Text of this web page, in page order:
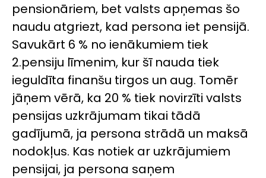
pensionāriem, bet valsts apņemas šo
naudu atgriezt, kad persona iet pensijā.
Savukārt 6 % no ienākumiem tiek
2.pensiju līmenim, kur šī nauda tiek
ieguldīta finanšu tirgos un aug. Tomēr
jāņem vērā, ka 20 % tiek novirzīti valsts
pensijas uzkrājumam tikai tādā
gadījumā, ja persona strādā un maksā
nodokļus. Kas notiek ar uzkrājumiem
pensijai, ja persona saņem